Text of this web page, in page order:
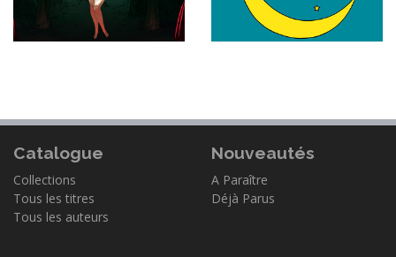
Catalogue
Collections
Tous les titres
Tous les auteurs
Nouveautés
A Paraître
Déjà Parus